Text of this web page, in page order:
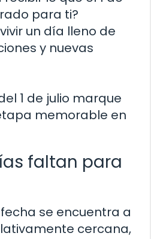
para ti?
un día lleno de
y nuevas
1 de julio marque
memorable en
faltan para
se encuentra a
cercana,